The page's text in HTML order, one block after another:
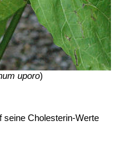
uporo)
seine Cholesterin-Werte